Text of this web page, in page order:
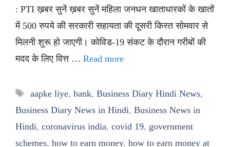
: PTI ख़बर सुनें ख़बर सुनें महिला जनधन खाताधारकों के खातों
में 500 रुपये की सरकारी सहायता की दूसरी किस्त सोमवार से
मिलनी शुरू हो जाएगी। कोविड-19 संकट के दौरान गरीबों की
मदद के लिए वित्त … Read more
Tags
aapke liye, bank, Business Diary Hindi News,
Business Diary News in Hindi, Business News in
Hindi, coronavirus india, covid 19, government
schemes, how to earn money, how to earn money at